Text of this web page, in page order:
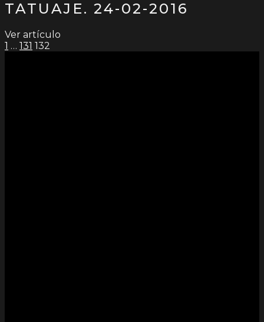
TATUAJE. 24-02-2016
Ver artículo
PAGINACIÓN
1 … 131 132